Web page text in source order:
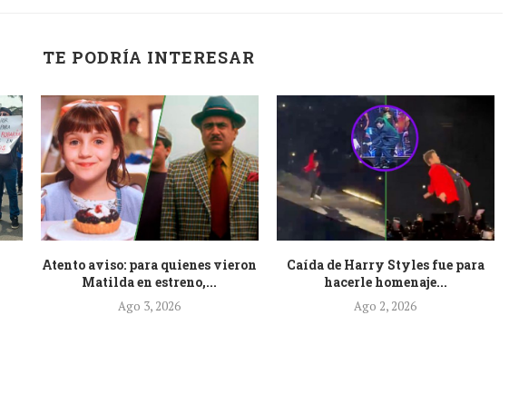
TE PODRÍA INTERESAR
Atento aviso: para quienes vieron
Matilda en estreno,...
Ago 3, 2026
Caída de Harry Styles fue para
hacerle homenaje...
Ago 2, 2026